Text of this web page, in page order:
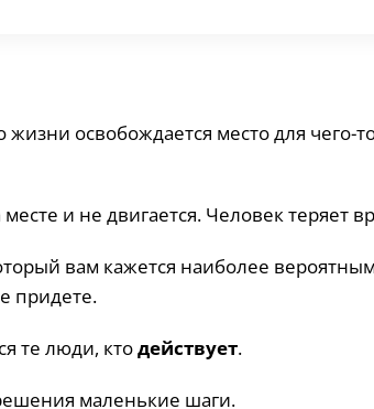
жизни освобождается место для чего-
и не двигается. Человек теряет
вам кажется наиболее
придете.
те люди, ктодействует.
маленькие шаги.